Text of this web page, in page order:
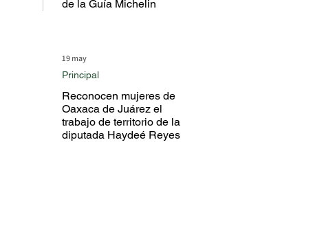
de la Guía Michelin
Reconocen mujeres de
Oaxaca de Juárez el
trabajo de territorio de la
diputada Haydeé Reyes
Principal
19 may